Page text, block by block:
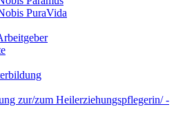
PuraVida
zur/zum Heilerziehungspflegerin/ -